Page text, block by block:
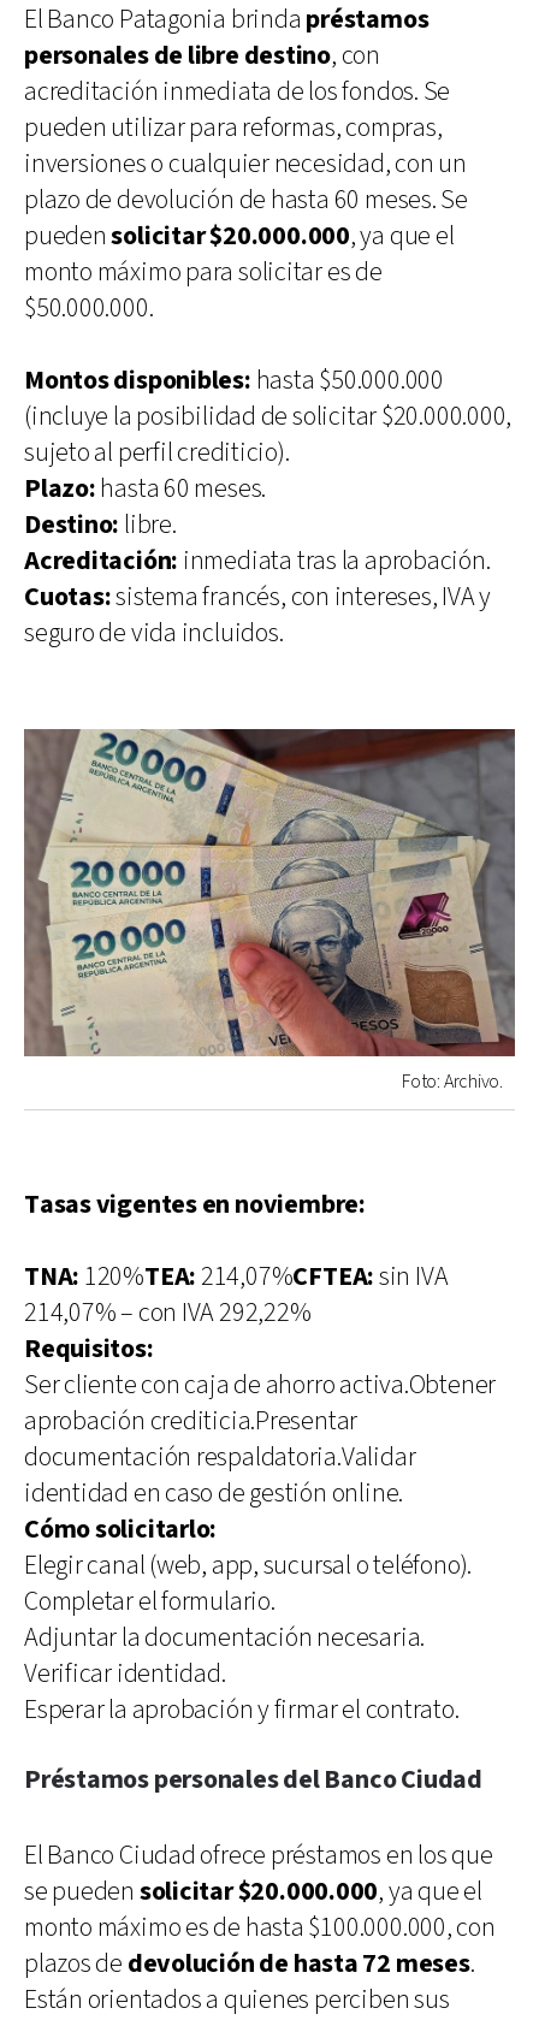
El Banco Patagonia brinda préstamos
personales de libre destino, con
acreditación inmediata de los fondos. Se
pueden utilizar para reformas, compras,
inversiones o cualquier necesidad, con un
plazo de devolución de hasta 60 meses. Se
puedensolicitar $20.000.000, ya que el
monto máximo para solicitar es de
$50.000.000.
Montos disponibles: hasta $50.000.000
(incluye la posibilidad de solicitar $20.000.000,
sujeto al perfil crediticio).
Plazo:hasta 60 meses.
Destino: libre.
Acreditación: inmediata tras la aprobación.
Cuotas:sistema francés, con intereses, IVA y
seguro de vida incluidos.
Foto: Archivo.
Tasas vigentes en noviembre:
TNA: 120%TEA: 214,07%CFTEA:sin IVA
214,07% – con IVA 292,22%
Requisitos:
Ser cliente con caja de ahorro activa.Obtener
aprobación crediticia.Presentar
documentación respaldatoria.Validar
identidad en caso de gestión online.
Cómo solicitarlo:
Elegir canal (web, app, sucursal o teléfono).
Completar el formulario.
Adjuntar la documentación necesaria.
Verificar identidad.
Esperar la aprobación y firmar el contrato.
Préstamos personales del Banco Ciudad
El Banco Ciudad ofrece préstamos en los que
se pueden solicitar $20.000.000, ya que el
monto máximo es de hasta $100.000.000, con
plazos de devolución de hasta 72 meses.
Están orientados a quienes perciben sus